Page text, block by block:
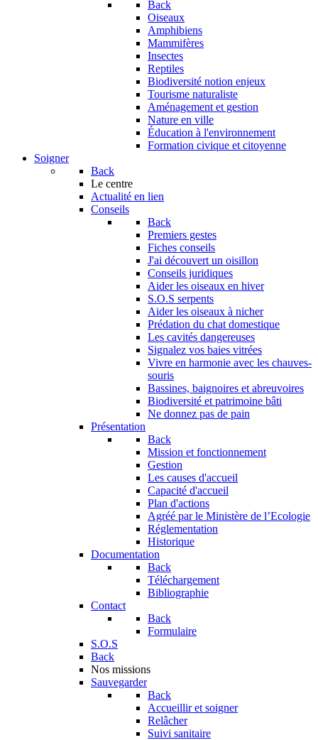
Back
Oiseaux
Amphibiens
Mammifères
Insectes
Reptiles
Biodiversité notion enjeux
Tourisme naturaliste
Aménagement et gestion
Nature en ville
Éducation à l'environnement
Formation civique et citoyenne
Soigner
Back
Le centre
Actualité en lien
Conseils
Back
Premiers gestes
Fiches conseils
J'ai découvert un oisillon
Conseils juridiques
Aider les oiseaux en hiver
S.O.S serpents
Aider les oiseaux à nicher
Prédation du chat domestique
Les cavités dangereuses
Signalez vos baies vitrées
Vivre en harmonie avec les chauves-
souris
Bassines, baignoires et abreuvoires
Biodiversité et patrimoine bâti
Ne donnez pas de pain
Présentation
Back
Mission et fonctionnement
Gestion
Les causes d'accueil
Capacité d'accueil
Plan d'actions
Agréé par le Ministère de l’Ecologie
Réglementation
Historique
Documentation
Back
Téléchargement
Bibliographie
Contact
Back
Formulaire
S.O.S
Back
Nos missions
Sauvegarder
Back
Accueillir et soigner
Relâcher
Suivi sanitaire